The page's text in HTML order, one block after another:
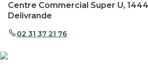
Centre Commercial Super U,
Delivrande
02 31 37 21 76